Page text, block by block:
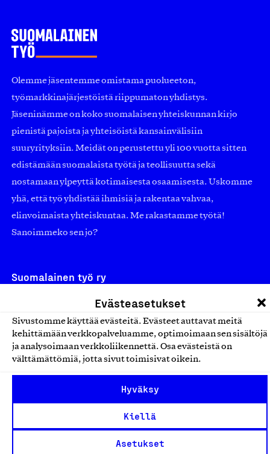
Evästeasetukset
Sivustomme käyttää evästeitä. Evästeet auttavat meitä
kehittämään verkkopalveluamme, optimoimaan sen sisältöjä
ja analysoimaan verkkoliikennettä. Osa evästeistä on
välttämättömiä, jotta sivut toimisivat oikein.
Hyväksy
Kiellä
Asetukset
Olemme jäsentemme omistama puolueeton,
työmarkkinajärjestöistä riippumaton yhdistys.
Jäseninämme on koko suomalaisen yhteiskunnan kirjo
pienistä pajoista ja yhteisöistä kansainvälisiin
suuryrityksiin. Meidät on perustettu yli 100 vuotta sitten
edistämään suomalaista työtä ja teollisuutta sekä
nostamaan ylpeyttä kotimaisesta osaamisesta. Uskomme
yhä, että työ yhdistää ihmisiä ja rakentaa vahvaa,
elinvoimaista yhteiskuntaa. Me rakastamme työtä!
Sanoimmeko sen jo?
Suomalainen työ ry
00130 Helsinki
Finland
asiakaspalvelu@suomalainentyo.fi
Avainlippu